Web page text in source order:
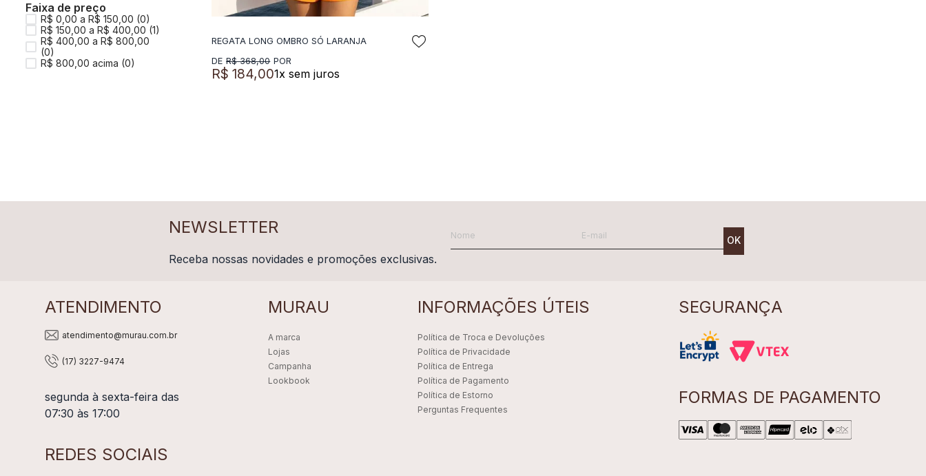
Faixa de preço
R$ 0,00 a R$ 150,00 (0)
R$ 150,00 a R$ 400,00 (1)
R$ 400,00 a R$ 800,00
(0)
R$ 800,00 acima (0)
ADICIONAR A SACOLA
REGATA LONG OMBRO SÓ LARANJA
R$ 368,00
R$ 184,001x sem juros
NEWSLETTER
Receba nossas novidades e promoções exclusivas.
OK
ATENDIMENTO
atendimento@murau.com.br
(17) 3227-9474
segunda à sexta-feira das
07:30 às 17:00
REDES SOCIAIS
MURAU
A marca
Lojas
Campanha
Lookbook
INFORMAÇÕES ÚTEIS
Política de Troca e Devoluções
Política de Privacidade
Política de Entrega
Política de Pagamento
Política de Estorno
Perguntas Frequentes
SEGURANÇA
FORMAS DE PAGAMENTO